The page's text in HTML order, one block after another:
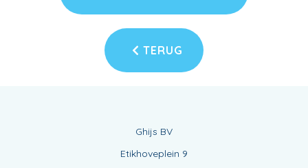
TERUG
Ghijs BV
Etikhoveplein 9